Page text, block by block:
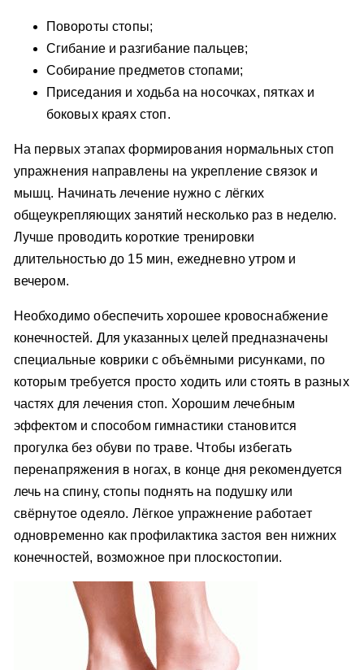
Повороты стопы;
Сгибание и разгибание пальцев;
Собирание предметов стопами;
Приседания и ходьба на носочках, пятках и
боковых краях стоп.
На первых этапах формирования нормальных стоп
упражнения направлены на укрепление связок и
мышц. Начинать лечение нужно с лёгких
общеукрепляющих занятий несколько раз в неделю.
Лучше проводить короткие тренировки
длительностью до 15 мин, ежедневно утром и
вечером.
Необходимо обеспечить хорошее кровоснабжение
конечностей. Для указанных целей предназначены
специальные коврики с объёмными рисунками, по
которым требуется просто ходить или стоять в разных
частях для лечения стоп. Хорошим лечебным
эффектом и способом гимнастики становится
прогулка без обуви по траве. Чтобы избегать
перенапряжения в ногах, в конце дня рекомендуется
лечь на спину, стопы поднять на подушку или
свёрнутое одеяло. Лёгкое упражнение работает
одновременно как профилактика застоя вен нижних
конечностей, возможное при плоскостопии.